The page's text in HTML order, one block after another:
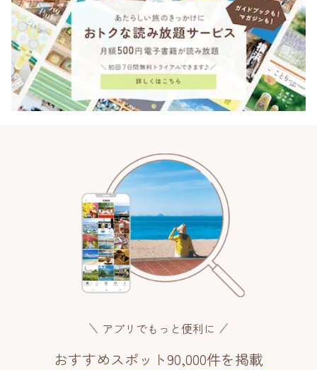
アプリでもっと便利に
おすすめスポット90,000件を掲載